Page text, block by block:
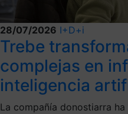
28/07/2026 I+D+i
Trebe
complejas en
inteligencia
La compañía donostiarra